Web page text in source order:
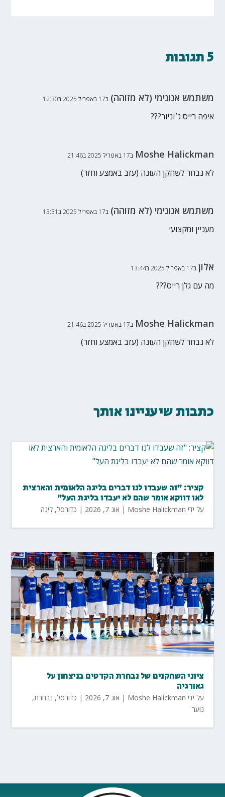
5 תגובות
משתמש אנונימי (לא מזוהה) ב17 באפריל 2025 ב12:30
איפה רייס ג׳וניור???
Moshe Halickman ב17 באפריל 2025 ב21:46
לא נבחר לשחקן העונה (עזב באמצע וחזר)
משתמש אנונימי (לא מזוהה) ב17 באפריל 2025 ב13:31
מעניין ומקצועי
אלון ב17 באפריל 2025 ב13:44
מה עם גלן רייס???
Moshe Halickman ב17 באפריל 2025 ב21:46
לא נבחר לשחקן העונה (עזב באמצע וחזר)
כתבות שיעניינו אותך
קציר: "זה שעבדו לנו דברים בליגה הלאומית והארצית
לאו דווקא אומר שהם לא יעבדו בליגת העל"
על ידי Moshe Halickman
| אוג 7, 2026 | כדורסל,ליגה
ציוני השחקנים של נבחרת הקדטים בניצחון על
גאורגיה
על ידי Moshe Halickman
| אוג 7, 2026 | כדורסל, נבחרת,
נוער